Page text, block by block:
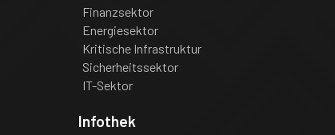
Finanzsektor
Energiesektor
Kritische Infrastruktur
Sicherheitssektor
IT-Sektor
Infothek